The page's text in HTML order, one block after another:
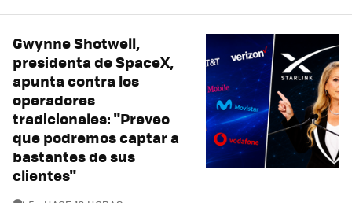
Gwynne Shotwell,
presidenta de SpaceX,
apunta contra los
operadores
tradicionales: "Preveo
que podremos captar a
bastantes de sus
clientes"